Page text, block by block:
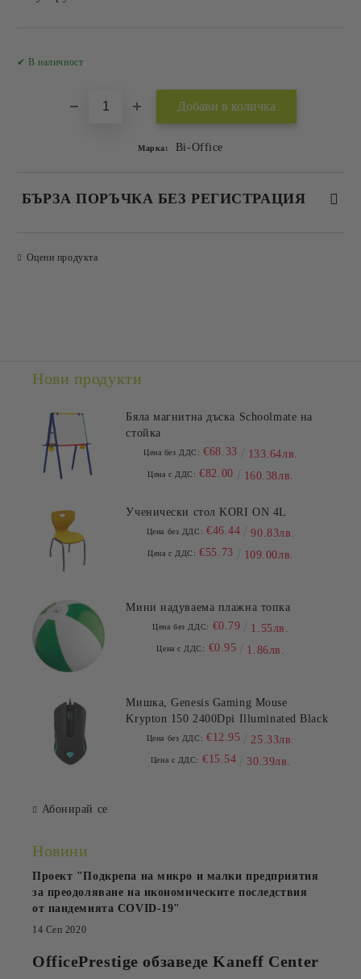
✔ В наличност
Марка: Bi-Office
БЪРЗА ПОРЪЧКА БЕЗ РЕГИСТРАЦИЯ
Оцени продукта
Нови продукти
Бяла магнитна дъска Schoolmate на
стойка
Цена без ДДС: €68.33 133.64лв.
Цена с ДДС: €82.00 160.38лв.
Ученически стол KORI ON 4L
Цена без ДДС: €46.44 90.83лв.
Цена с ДДС: €55.73 109.00лв.
Мини надуваема плажна топка
Цена без ДДС: €0.79 1.55лв.
Цена с ДДС: €0.95 1.86лв.
Мишка, Genesis Gaming Mouse
Krypton 150 2400Dpi Illuminated Black
Цена без ДДС: €12.95 25.33лв.
Цена с ДДС: €15.54 30.39лв.
Абонирай се
Новини
Проект "Подкрепа на микро и малки предприятия
за преодоляване на икономическите последствия
от пандемията COVID-19"
14 Сеп 2020
OfficePrestige обзаведе Kaneff Center